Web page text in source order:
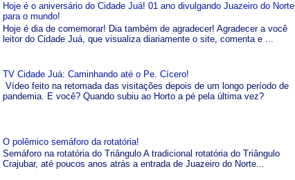
Hoje é o aniversário do Cidade Juá! 01 ano divulgando Juazeiro do Norte
para o mundo!
Hoje é dia de comemorar! Dia também de agradecer! Agradecer a você
leitor do Cidade Juá, que visualiza diariamente o site, comenta e ...
TV Cidade Juá: Caminhando até o Pe. Cícero!
Vídeo feito na retomada das visitações depois de um longo período de
pandemia. E você? Quando subiu ao Horto a pé pela última vez?
O polêmico semáforo da rotatória!
Semáforo na rotatória do Triângulo A tradicional rotatória do Triângulo
Crajubar, até poucos anos atrás a entrada de Juazeiro do Norte...